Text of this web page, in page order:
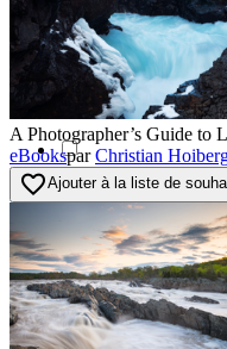
Blue 46)
87)
Green (32)
Multi (6)
A Photographer’s Guide to
eBookspar Christian
favorite_borderAjouter à la liste de